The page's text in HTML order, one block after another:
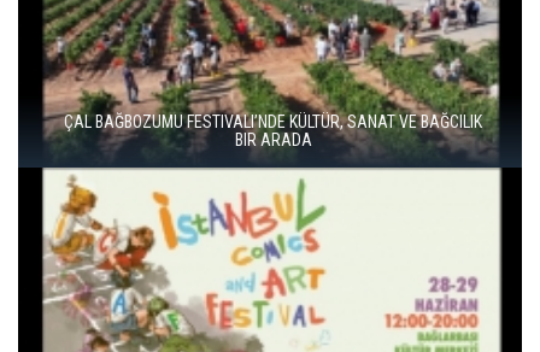
ÇAL BAĞBOZUMU FESTIVALI’NDE KÜLTÜR, SANAT VE BAĞCILIK
BIR ARADA